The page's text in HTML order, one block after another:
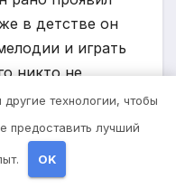
в детстве он
и играть
никто не
не остановило
технологии, чтобы
предоставить лучший
OK